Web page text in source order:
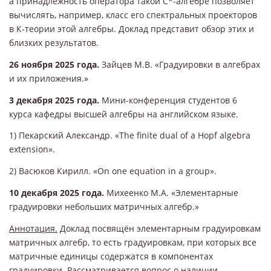
вычислять, например, класс его спектральных проекторов
в К-теории этой алгебры. Доклад представит обзор этих и
близких результатов.
26 ноября 2025 года. Зайцев М.В. «Градуировки в алгебрах
и их приложения.»
3 декабря 2025 года. Мини-конференция студентов 6
курса кафедры высшей алгебры на английском языке.
1) Пекарский Александр. «The finite dual of a Hopf algebra
extension».
2) Васюков Кирилл. «On one equation in a group».
10 декабря 2025 года. Михеенко М.А. «Элементарные
градуировки небольших матричных алгебр.»
Аннотация. Доклад посвящён элементарным градуировкам
матричных алгебр, то есть градуировкам, при которых все
матричные единицы содержатся в компонентах